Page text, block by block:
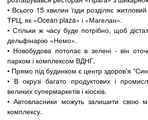
• Всього 15 хвилин їзди розділяє
ТРЦ, як «Ocean plaza» і «Магелан».
• Стільки ж часу буде потрібно, щоб
дельфінарію «Немо».
• Новобудова потопає в зелені - він
парком і комплексом ВДНГ.
• Прямо під будинком є ​​центр здоров'я
• В окрузі багато продуктових і
великих супермаркетів і кіосків.
• Автовласники можуть залишити свою
комплексу.